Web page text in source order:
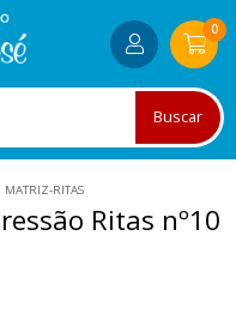
Buscar
0
MATRIZ-RITAS
Ritas nº10